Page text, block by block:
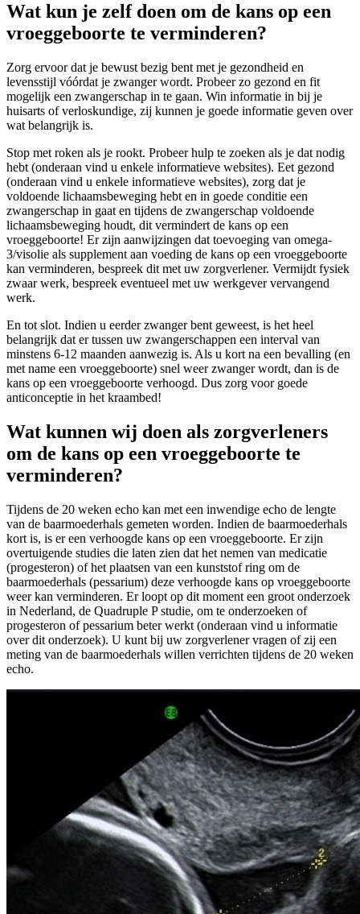
Wat kun je zelf doen om de kans op een
vroeggeboorte te verminderen?
Zorg ervoor dat je bewust bezig bent met je gezondheid en
levensstijl vóórdat je zwanger wordt. Probeer zo gezond en fit
mogelijk een zwangerschap in te gaan. Win informatie in bij je
huisarts of verloskundige, zij kunnen je goede informatie geven over
wat belangrijk is.
Stop met roken als je rookt. Probeer hulp te zoeken als je dat nodig
hebt (onderaan vind u enkele informatieve websites). Eet gezond
(onderaan vind u enkele informatieve websites), zorg dat je
voldoende lichaamsbeweging hebt en in goede conditie een
zwangerschap in gaat en tijdens de zwangerschap voldoende
lichaamsbeweging houdt, dit vermindert de kans op een
vroeggeboorte! Er zijn aanwijzingen dat toevoeging van omega-
3/visolie als supplement aan voeding de kans op een vroeggeboorte
kan verminderen, bespreek dit met uw zorgverlener. Vermijdt fysiek
zwaar werk, bespreek eventueel met uw werkgever vervangend
werk.
En tot slot. Indien u eerder zwanger bent geweest, is het heel
belangrijk dat er tussen uw zwangerschappen een interval van
minstens 6-12 maanden aanwezig is. Als u kort na een bevalling (en
met name een vroeggeboorte) snel weer zwanger wordt, dan is de
kans op een vroeggeboorte verhoogd. Dus zorg voor goede
anticonceptie in het kraambed!
Wat kunnen wij doen als zorgverleners
om de kans op een vroeggeboorte te
verminderen?
Tijdens de 20 weken echo kan met een inwendige echo de lengte
van de baarmoederhals gemeten worden. Indien de baarmoederhals
kort is, is er een verhoogde kans op een vroeggeboorte. Er zijn
overtuigende studies die laten zien dat het nemen van medicatie
(progesteron) of het plaatsen van een kunststof ring om de
baarmoederhals (pessarium) deze verhoogde kans op vroeggeboorte
weer kan verminderen. Er loopt op dit moment een groot onderzoek
in Nederland, de Quadruple P studie, om te onderzoeken of
progesteron of pessarium beter werkt (onderaan vind u informatie
over dit onderzoek). U kunt bij uw zorgverlener vragen of zij een
meting van de baarmoederhals willen verrichten tijdens de 20 weken
echo.